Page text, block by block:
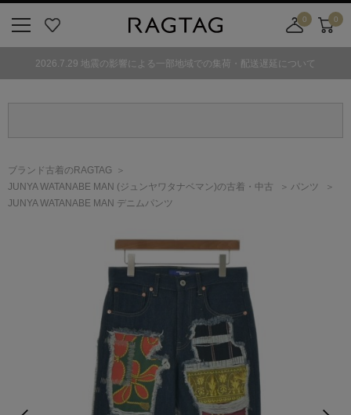
気
0
舗
カ
0
2026.7.29 地震の影響による一部地域での集荷・配送遅延について
ブランド古着のRAGTAG
JUNYA WATANABE MAN (ジュンヤワタナベマン)の古着・中古
パンツ
JUNYA WATANABE MAN デニムパンツ